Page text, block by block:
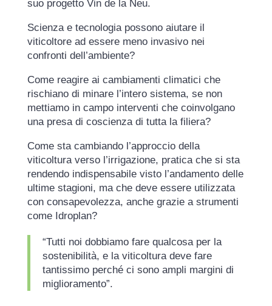
suo progetto Vin de la Neu.
Scienza e tecnologia possono aiutare il
viticoltore ad essere meno invasivo nei
confronti dell’ambiente?
Come reagire ai cambiamenti climatici che
rischiano di minare l’intero sistema, se non
mettiamo in campo interventi che coinvolgano
una presa di coscienza di tutta la filiera?
Come sta cambiando l’approccio della
viticoltura verso l’irrigazione, pratica che si sta
rendendo indispensabile visto l’andamento delle
ultime stagioni, ma che deve essere utilizzata
con consapevolezza, anche grazie a strumenti
come Idroplan?
“Tutti noi dobbiamo fare qualcosa per la
sostenibilità, e la viticoltura deve fare
tantissimo perché ci sono ampli margini di
miglioramento”.